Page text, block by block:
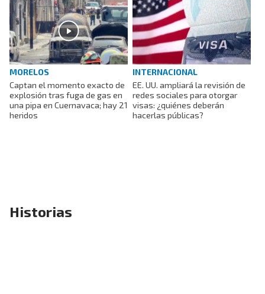
MORELOS
Captan el momento exacto de
explosión tras fuga de gas en
una pipa en Cuernavaca; hay 21
heridos
INTERNACIONAL
EE. UU. ampliará la revisión de
redes sociales para otorgar
visas: ¿quiénes deberán
hacerlas públicas?
Historias